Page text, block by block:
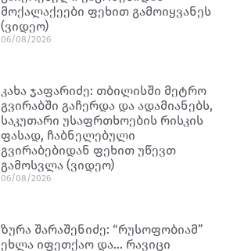
მოქალაქეები ფეხით გამოიყვანეს
(ვიდეო)
06/08/2026
კახა ჯაფარიძე: თბილისში მეტრო
გვირაბში გაჩერდა და ადამიანებს,
საკუთარი უსაფრთხოების რისკის
ფასად, ჩაბნელებული
გვირაბებიდან ფეხით უწევთ
გამოსვლა (ვიდეო)
06/08/2026
ზურა შარაშენიძე: “რუსოფობიამ”
ეხლა იფეთქაო და… რავიცი